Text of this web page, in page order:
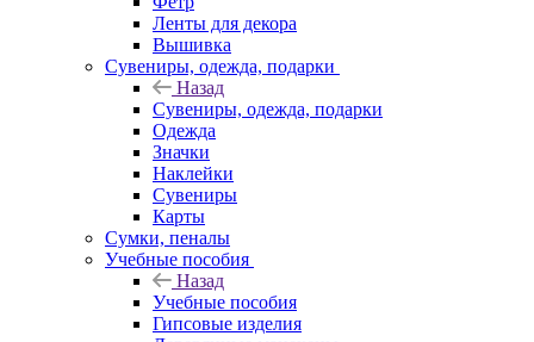
Ленты для декора
Вышивка
Сувениры, одежда, подарки
Назад
Сувениры, одежда, подарки
Одежда
Значки
Наклейки
Сувениры
Карты
Сумки, пеналы
Учебные пособия
Назад
Учебные пособия
Гипсовые изделия